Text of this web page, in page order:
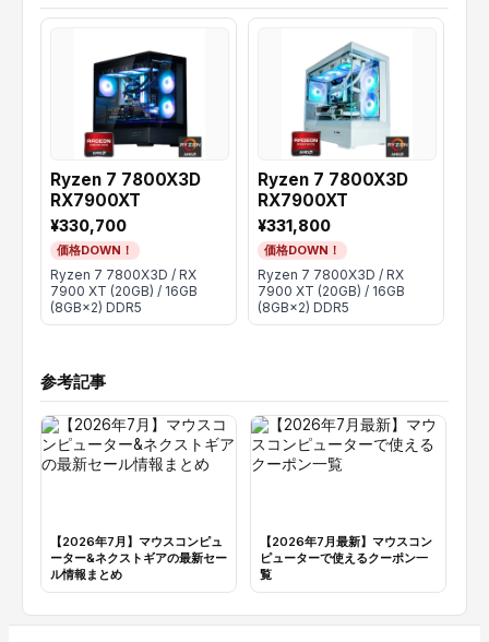
Ryzen 7 7800X3D
RX7900XT
¥330,700
価格DOWN！
Ryzen 7 7800X3D / RX
7900 XT (20GB) / 16GB
(8GB×2) DDR5
Ryzen 7 7800X3D
RX7900XT
¥331,800
価格DOWN！
Ryzen 7 7800X3D / RX
7900 XT (20GB) / 16GB
(8GB×2) DDR5
参考記事
【2026年7月】マウスコンピュ
ーター&ネクストギアの最新セー
ル情報まとめ
【2026年7月最新】マウスコン
ピューターで使えるクーポン一
覧